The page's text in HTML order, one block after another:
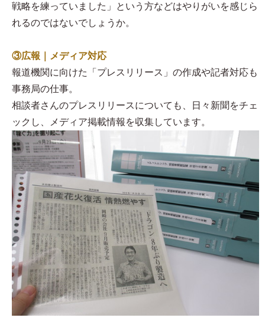
戦略を練っていました」という方などはやりがいを感じら
れるのではないでしょうか。
③広報｜メディア対応
報道機関に向けた「プレスリリース」の作成や記者対応も
事務局の仕事。
相談者さんのプレスリリースについても、日々新聞をチェ
ックし、メディア掲載情報を収集しています。